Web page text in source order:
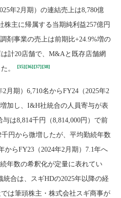
年2月期）の連結売上は8,780億
株主に帰属する当期純利益257億円
剤事業の売上は前期比+24.9%増の
計20店舗で、M&Aと既存店舗網
。
[35][36][37][38]
月期）6,710名からFY24（2025年2
加し、I&H社統合の人員寄与が表
は8,814千円（8,814,000円）で前
千円から微増したが、平均勤続年数
からFY23（2024年2月期）7.1年へ
年数の希釈化が定量に表れてい
合は、スギHDの2025年以降の経
は筆頭株主・株式会社スギ商事が